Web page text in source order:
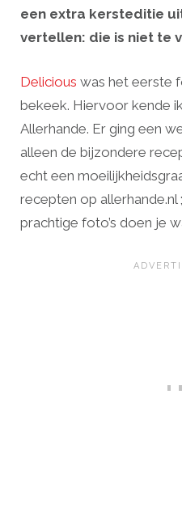
een extra kersteditie
vertellen: die is niet te
Delicious was het eerste
bekeek. Hiervoor kende
Allerhande. Er ging een
alleen de bijzondere
echt een
recepten op allerhande.nl
prachtige foto’s doen je